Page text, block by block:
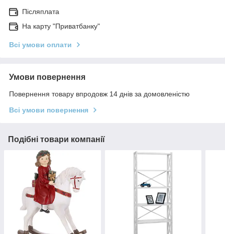
Післяплата
На карту "Приватбанку"
Всі умови оплати
Умови повернення
Повернення товару впродовж 14 днів за домовленістю
Всі умови повернення
Подібні товари компанії